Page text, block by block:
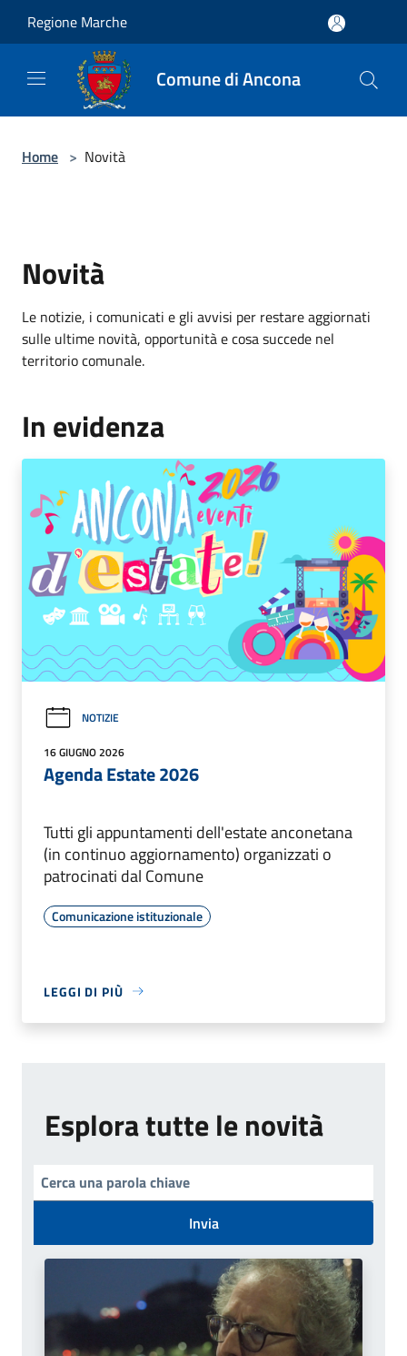
Regione Marche
Comune di Ancona
Home > Novità
Novità
Le notizie, i comunicati e gli avvisi per restare aggiornati
sulle ultime novità, opportunità e cosa succede nel
territorio comunale.
In evidenza
NOTIZIE
16 GIUGNO 2026
Agenda Estate 2026
Tutti gli appuntamenti dell'estate anconetana
(in continuo aggiornamento) organizzati o
patrocinati dal Comune
Comunicazione istituzionale
LEGGI DI PIÙ
Esplora tutte le novità
Invia